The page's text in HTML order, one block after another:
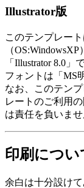
Illustrator版
このテンプレート
（
「Illustrator 8.0」
フォントは「MS
なお、このテン
レートのご利用
は責任を負いま
印刷につい
余白は十分設け